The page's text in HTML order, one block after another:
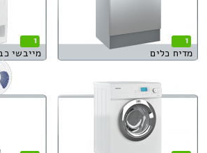
1
מדיח כלים
1
מייבשי